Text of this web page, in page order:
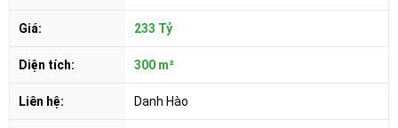
Giá: 233 Tỷ
Diện tích: 300 m²
Liên hệ: Danh Hào